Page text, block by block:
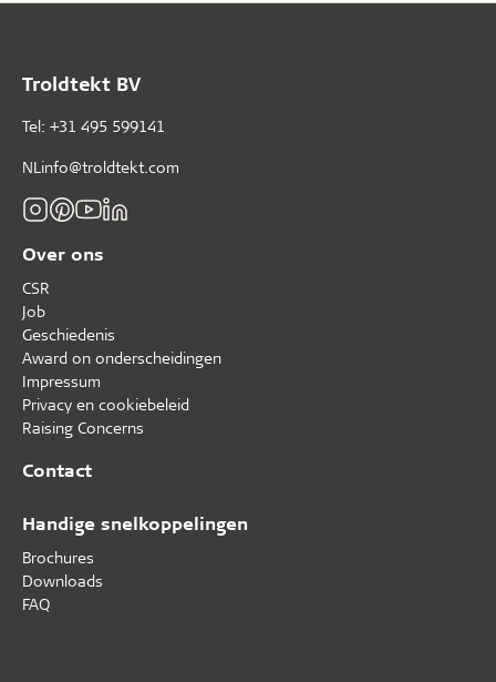
Troldtekt BV
Tel: +31 495 599141
NLinfo@troldtekt.com
Over ons
CSR
Job
Geschiedenis
Award on onderscheidingen
Impressum
Privacy en cookiebeleid
Raising Concerns
Contact
Handige snelkoppelingen
Brochures
Downloads
FAQ